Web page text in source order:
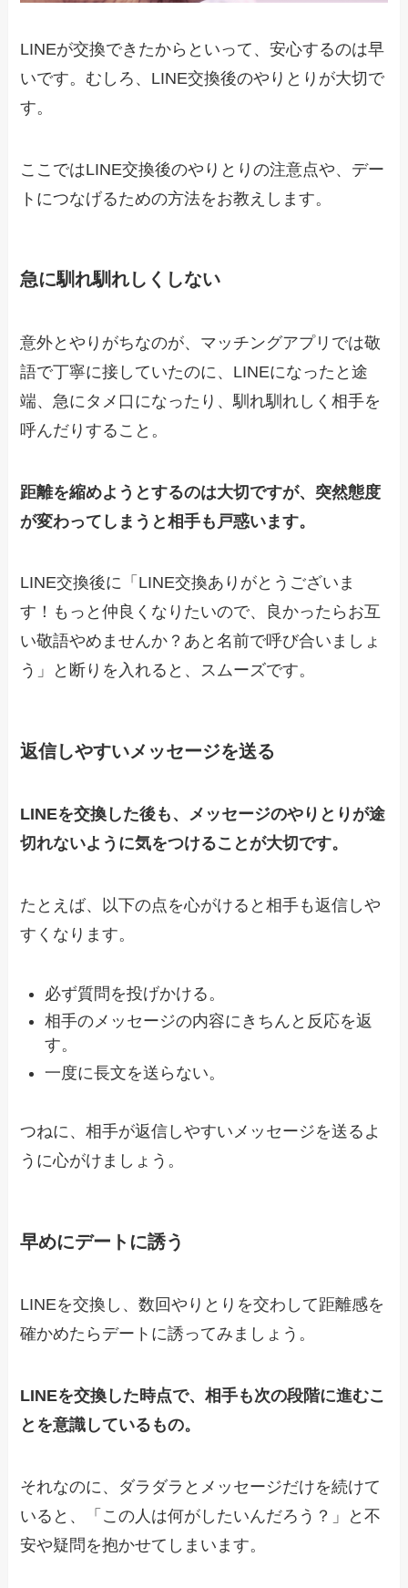
LINEが交換できたからといって、安心するのは早
いです。むしろ、LINE交換後のやりとりが大切で
す。
ここではLINE交換後のやりとりの注意点や、デー
トにつなげるための方法をお教えします。
急に馴れ馴れしくしない
意外とやりがちなのが、マッチングアプリでは敬
語で丁寧に接していたのに、LINEになったと途
端、急にタメ口になったり、馴れ馴れしく相手を
呼んだりすること。
距離を縮めようとするのは大切ですが、突然態度
が変わってしまうと相手も戸惑います。
LINE交換後に「LINE交換ありがとうございま
す！もっと仲良くなりたいので、良かったらお互
い敬語やめませんか？あと名前で呼び合いましょ
う」と断りを入れると、スムーズです。
返信しやすいメッセージを送る
LINEを交換した後も、メッセージのやりとりが途
切れないように気をつけることが大切です。
たとえば、以下の点を心がけると相手も返信しや
すくなります。
必ず質問を投げかける。
相手のメッセージの内容にきちんと反応を返
す。
一度に長文を送らない。
つねに、相手が返信しやすいメッセージを送るよ
うに心がけましょう。
早めにデートに誘う
LINEを交換し、数回やりとりを交わして距離感を
確かめたらデートに誘ってみましょう。
LINEを交換した時点で、相手も次の段階に進むこ
とを意識しているもの。
それなのに、ダラダラとメッセージだけを続けて
いると、「この人は何がしたいんだろう？」と不
安や疑問を抱かせてしまいます。